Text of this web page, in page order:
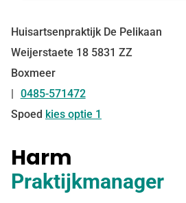
Huisartsenpraktijk De Pelikaan
Weijerstaete 18 5831 ZZ
Boxmeer
Tel:
0485-571472
Spoed kies optie 1
Harm
Praktijkmanager